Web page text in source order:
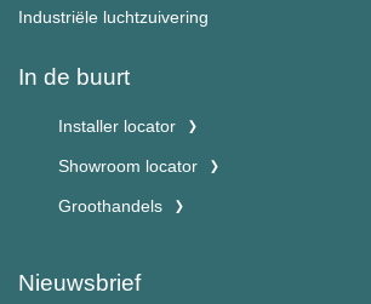
Industriële luchtzuivering
In de buurt
Installer locator
Showroom locator
Groothandels
Nieuwsbrief